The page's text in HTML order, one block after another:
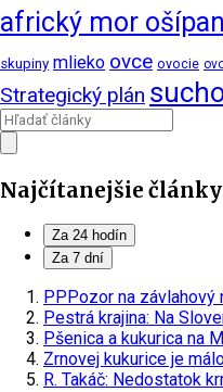
africký mor
skupiny mlieko ovce ovocie
Strategický plán
Najčítanejšie články
Za 24 hodín
Za 7 dní
PPPozor na závlahový
Pestrá krajina: Na
Pšenica a kukurica na
Zrnovej kukurice je
R. Takáč: Nedostatok